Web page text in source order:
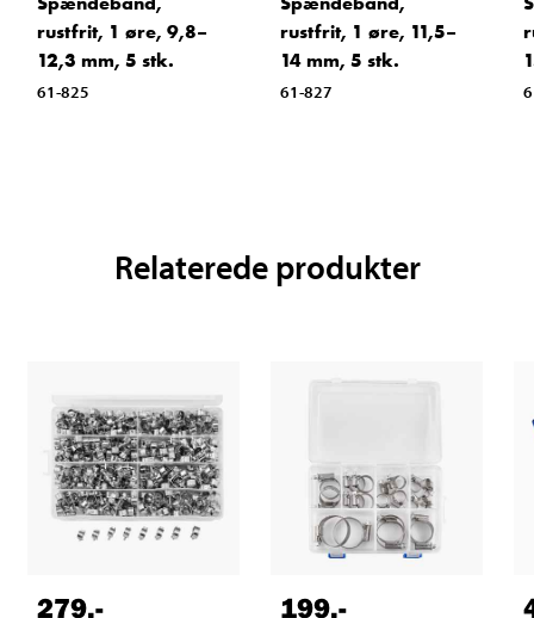
rustfrit, 1 øre, 9,8–
12,3 mm, 5 stk.
61-825
rustfrit, 1 øre, 11,5–
14 mm, 5 stk.
61-827
Relaterede produkter
279,- 199,-